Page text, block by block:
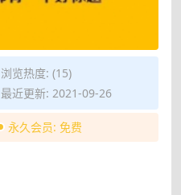
浏览热度: (15)
最近更新: 2021-09-26
永久会员: 免费